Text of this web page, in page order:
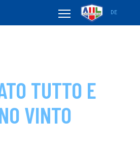
DE
TUTTO E
VINTO